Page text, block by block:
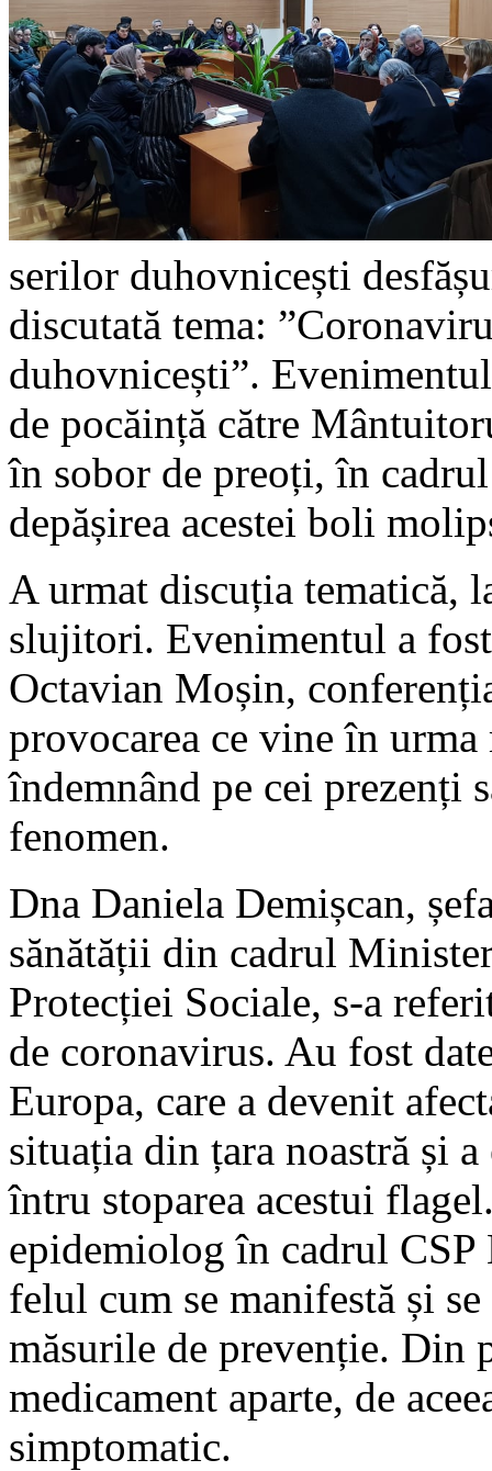
serilor duhovnicești
discutată tema:
duhovnicești”.
de pocăință către
în sobor de preoți, în
depășirea acestei boli
A urmat discuția tematică,
slujitori. Evenimentul a
Octavian Moșin,
provocarea ce vine în
îndemnând pe cei prezenți
fenomen.
Dna Daniela Demișcan,
sănătății din cadrul
Protecției Sociale, s-a
de coronavirus. Au fost
Europa, care a devenit
situația din țara noastră și
întru stoparea acestui
epidemiolog în cadrul
felul cum se manifestă și
măsurile de prevenție. Din
medicament aparte, de
simptomatic.